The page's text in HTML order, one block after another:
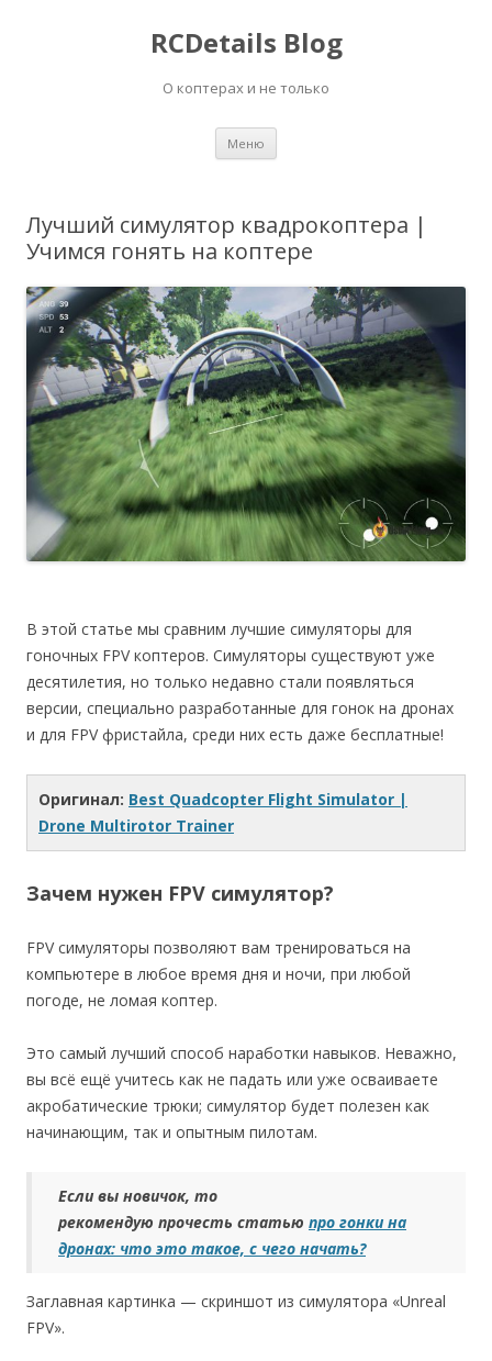
RCDetails Blog
О коптерах и не только
Меню
Лучший симулятор квадрокоптера |
Учимся гонять на коптере
В этой статье мы сравним лучшие симуляторы для
гоночных FPV коптеров. Симуляторы существуют уже
десятилетия, но только недавно стали появляться
версии, специально разработанные для гонок на дронах
и для FPV фристайла, среди них есть даже бесплатные!
Оригинал: Best Quadcopter Flight Simulator |
Drone Multirotor Trainer
Зачем нужен FPV симулятор?
FPV симуляторы позволяют вам тренироваться на
компьютере в любое время дня и ночи, при любой
погоде, не ломая коптер.
Это самый лучший способ наработки навыков. Неважно,
вы всё ещё учитесь как не падать или уже осваиваете
акробатические трюки; симулятор будет полезен как
начинающим, так и опытным пилотам.
Если вы новичок, то
рекомендую прочесть статью про гонки на
дронах: что это такое, с чего начать?
Заглавная картинка — скриншот из симулятора «Unreal
FPV».